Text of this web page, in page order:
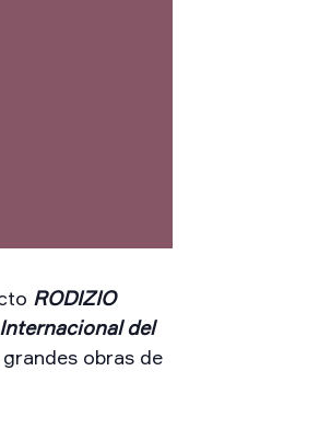
RODIZIO
del
obras de